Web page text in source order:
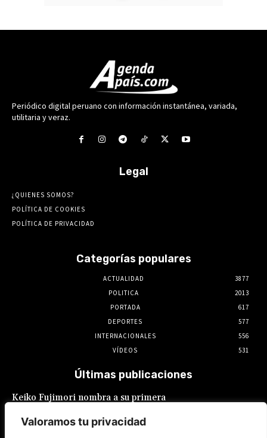
Valoramos tu privacidad
Periódico digital peruano con información instantánea, variada,
utilitaria y veraz.
Legal
¿QUIENES SOMOS?
POLÍTICA DE COOKIES
POLÍTICA DE PRIVACIDAD
Categorías populares
ACTUALIDAD
3877
POLITICA
2013
PORTADA
617
DEPORTES
577
INTERNACIONALES
556
VÍDEOS
531
Últimas publicaciones
Keiko Fujimori nombra a su primera
encargada: es Hilda Sandoval Cornejo